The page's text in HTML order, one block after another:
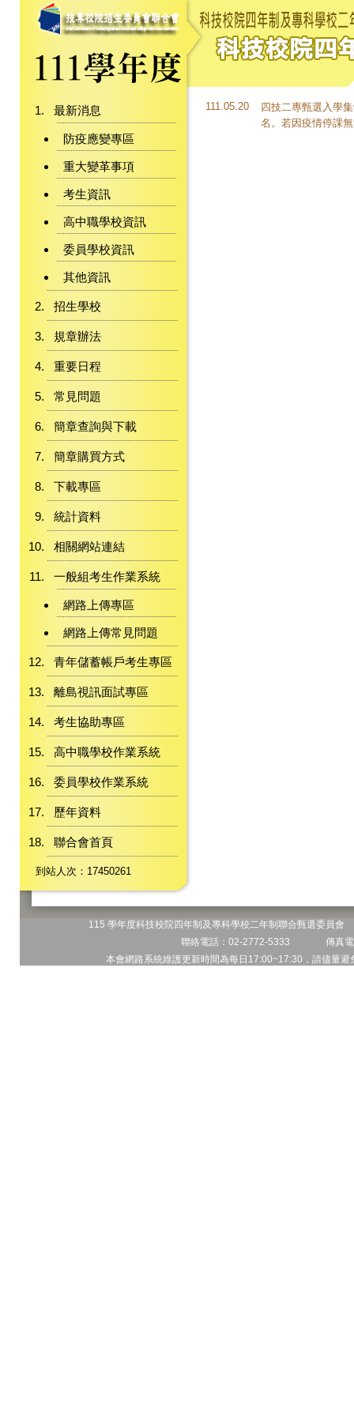
最新消息
防疫應變專區
重大變革事項
考生資訊
高中職學校資訊
委員學校資訊
其他資訊
招生學校
規章辦法
重要日程
常見問題
簡章查詢與下載
簡章購買方式
下載專區
統計資料
相關網站連結
一般組考生作業系統
網路上傳專區
網路上傳常見問題
青年儲蓄帳戶考生專區
離島視訊面試專區
考生協助專區
高中職學校作業系統
委員學校作業系統
歷年資料
聯合會首頁
到站人次：17450261
111.05.20
四技二專甄選入學
名。若因疫情停課
115 學年度科技校院四年制及專科學校二年制聯合甄選委員
聯絡電話：02-2772-5333 傳真
本會網路系統維護更新時間為每日17:00~17:30，請儘量